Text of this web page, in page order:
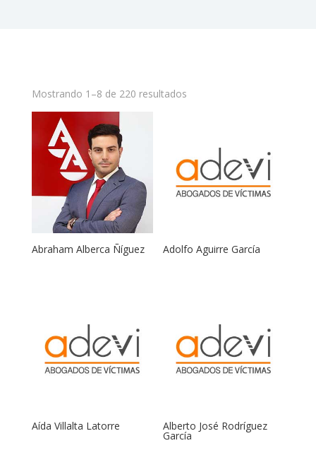
Mostrando 1–8 de 220 resultados
Abraham Alberca Ñíguez Adolfo Aguirre García
Aída Villalta Latorre Alberto José Rodríguez
García